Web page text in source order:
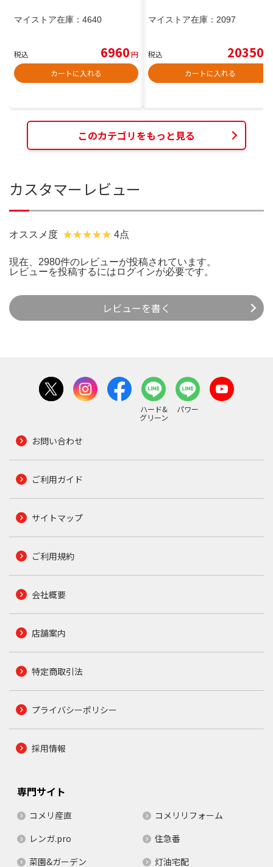
マイストア在庫： 4640
税込 6960円
カートに入れる
マイストア在庫： 2097
税込 20350
カートに入れる
このカテゴリをもっと見る
カスタマーレビュー
オススメ度 4点
現在、2980件のレビューが投稿されています。
レビューを投稿するには ログインが必要です。
レビューを書く
ハード&
グリーン
パワー
お問い合わせ
ご利用ガイド
サイトマップ
ご利用規約
会社概要
店舗案内
特定商取引法
プライバシーポリシー
採用情報
専門サイト
コメリ産直
コメリリフォーム
レンガ.pro
住急番
菜園&ガーデン
灯油宅配